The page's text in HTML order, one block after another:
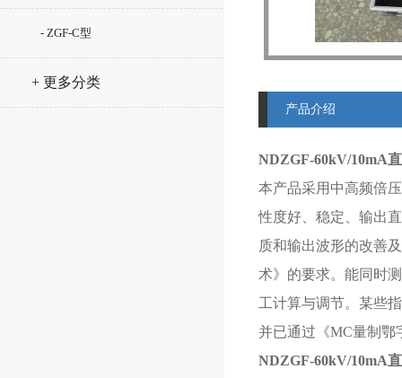
- ZGF-C型
+ 更多分类
产品介绍
NDZGF-60kV/10mA
本产品采用中高频倍
性度好、稳定、输出
质和输出波形的改善
术》的要求。能同时
工计算与调节。某些
并已通过《MC量制鄂
NDZGF-60kV/10mA